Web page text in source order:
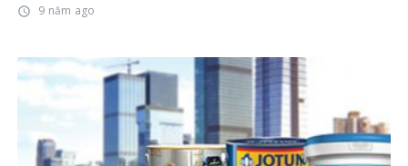
access_time 9 năm ago